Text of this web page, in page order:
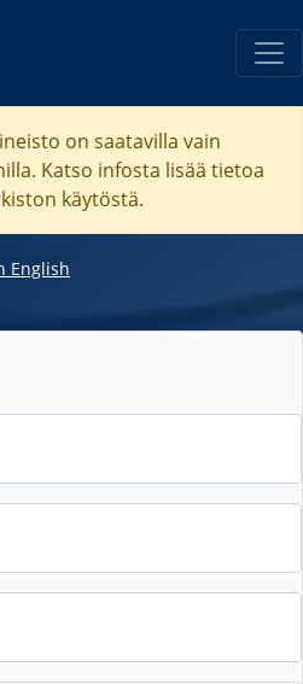
on saatavilla vain
Katso infosta lisää tietoa
käytöstä.
English